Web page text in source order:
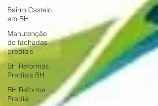
Bairro Castelo
em BH
Manutenção
de fachadas
prediais
BH Reformas
Prediais BH
BH Reforma
Predial